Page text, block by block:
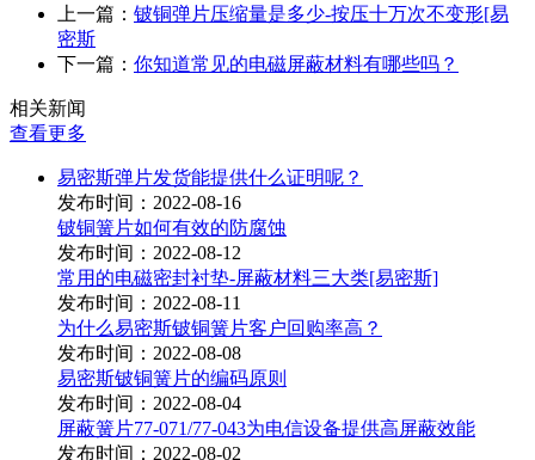
上一篇： 铍铜弹片压缩量是多少-按压十万次不变形[易
密斯
下一篇： 你知道常见的电磁屏蔽材料有哪些吗？
相关新闻
查看更多
易密斯弹片发货能提供什么证明呢？
发布时间：2022-08-16
铍铜簧片如何有效的防腐蚀
发布时间：2022-08-12
常用的电磁密封衬垫-屏蔽材料三大类[易密斯]
发布时间：2022-08-11
为什么易密斯铍铜簧片客户回购率高？
发布时间：2022-08-08
易密斯铍铜簧片的编码原则
发布时间：2022-08-04
屏蔽簧片77-071/77-043为电信设备提供高屏蔽效能
发布时间：2022-08-02